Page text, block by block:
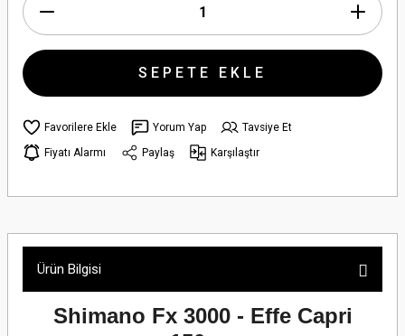
SEPETE EKLE
Yorum Yap
Tavsiye Et
Fiyatı Alarmı
Paylaş Karşılaştır
Ürün Bilgisi
Shimano Fx 3000 - Effe Capri